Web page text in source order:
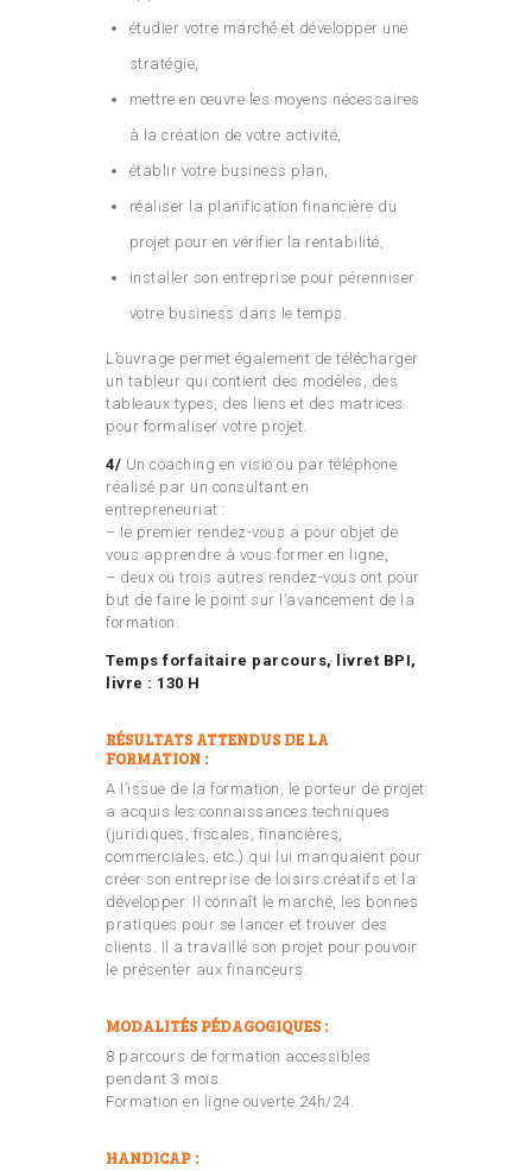
étudier votre marché et développer une
stratégie,
mettre en œuvre les moyens nécessaires
à la création de votre activité,
établir votre business plan,
réaliser la planification financière du
projet pour en vérifier la rentabilité,
installer son entreprise pour pérenniser
votre business dans le temps.
L’ouvrage permet également de télécharger
un tableur qui contient des modèles, des
tableaux types, des liens et des matrices
pour formaliser votre projet.
4/ Un coaching en visio ou par téléphone
réalisé par un consultant en
entrepreneuriat :
– le premier rendez-vous a pour objet de
vous apprendre à vous former en ligne,
– deux ou trois autres rendez-vous ont pour
but de faire le point sur l’avancement de la
formation.
Temps forfaitaire parcours, livret BPI,
livre : 130 H
RÉSULTATS ATTENDUS DE LA
FORMATION :
A l’issue de la formation, le porteur de projet
a acquis les connaissances techniques
(juridiques, fiscales, financières,
commerciales, etc.) qui lui manquaient pour
créer son entreprise de loisirs créatifs et la
développer. Il connaît le marché, les bonnes
pratiques pour se lancer et trouver des
clients. Il a travaillé son projet pour pouvoir
le présenter aux financeurs.
MODALITÉS PÉDAGOGIQUES :
8 parcours de formation accessibles
pendant 3 mois.
Formation en ligne ouverte 24h/24.
HANDICAP :